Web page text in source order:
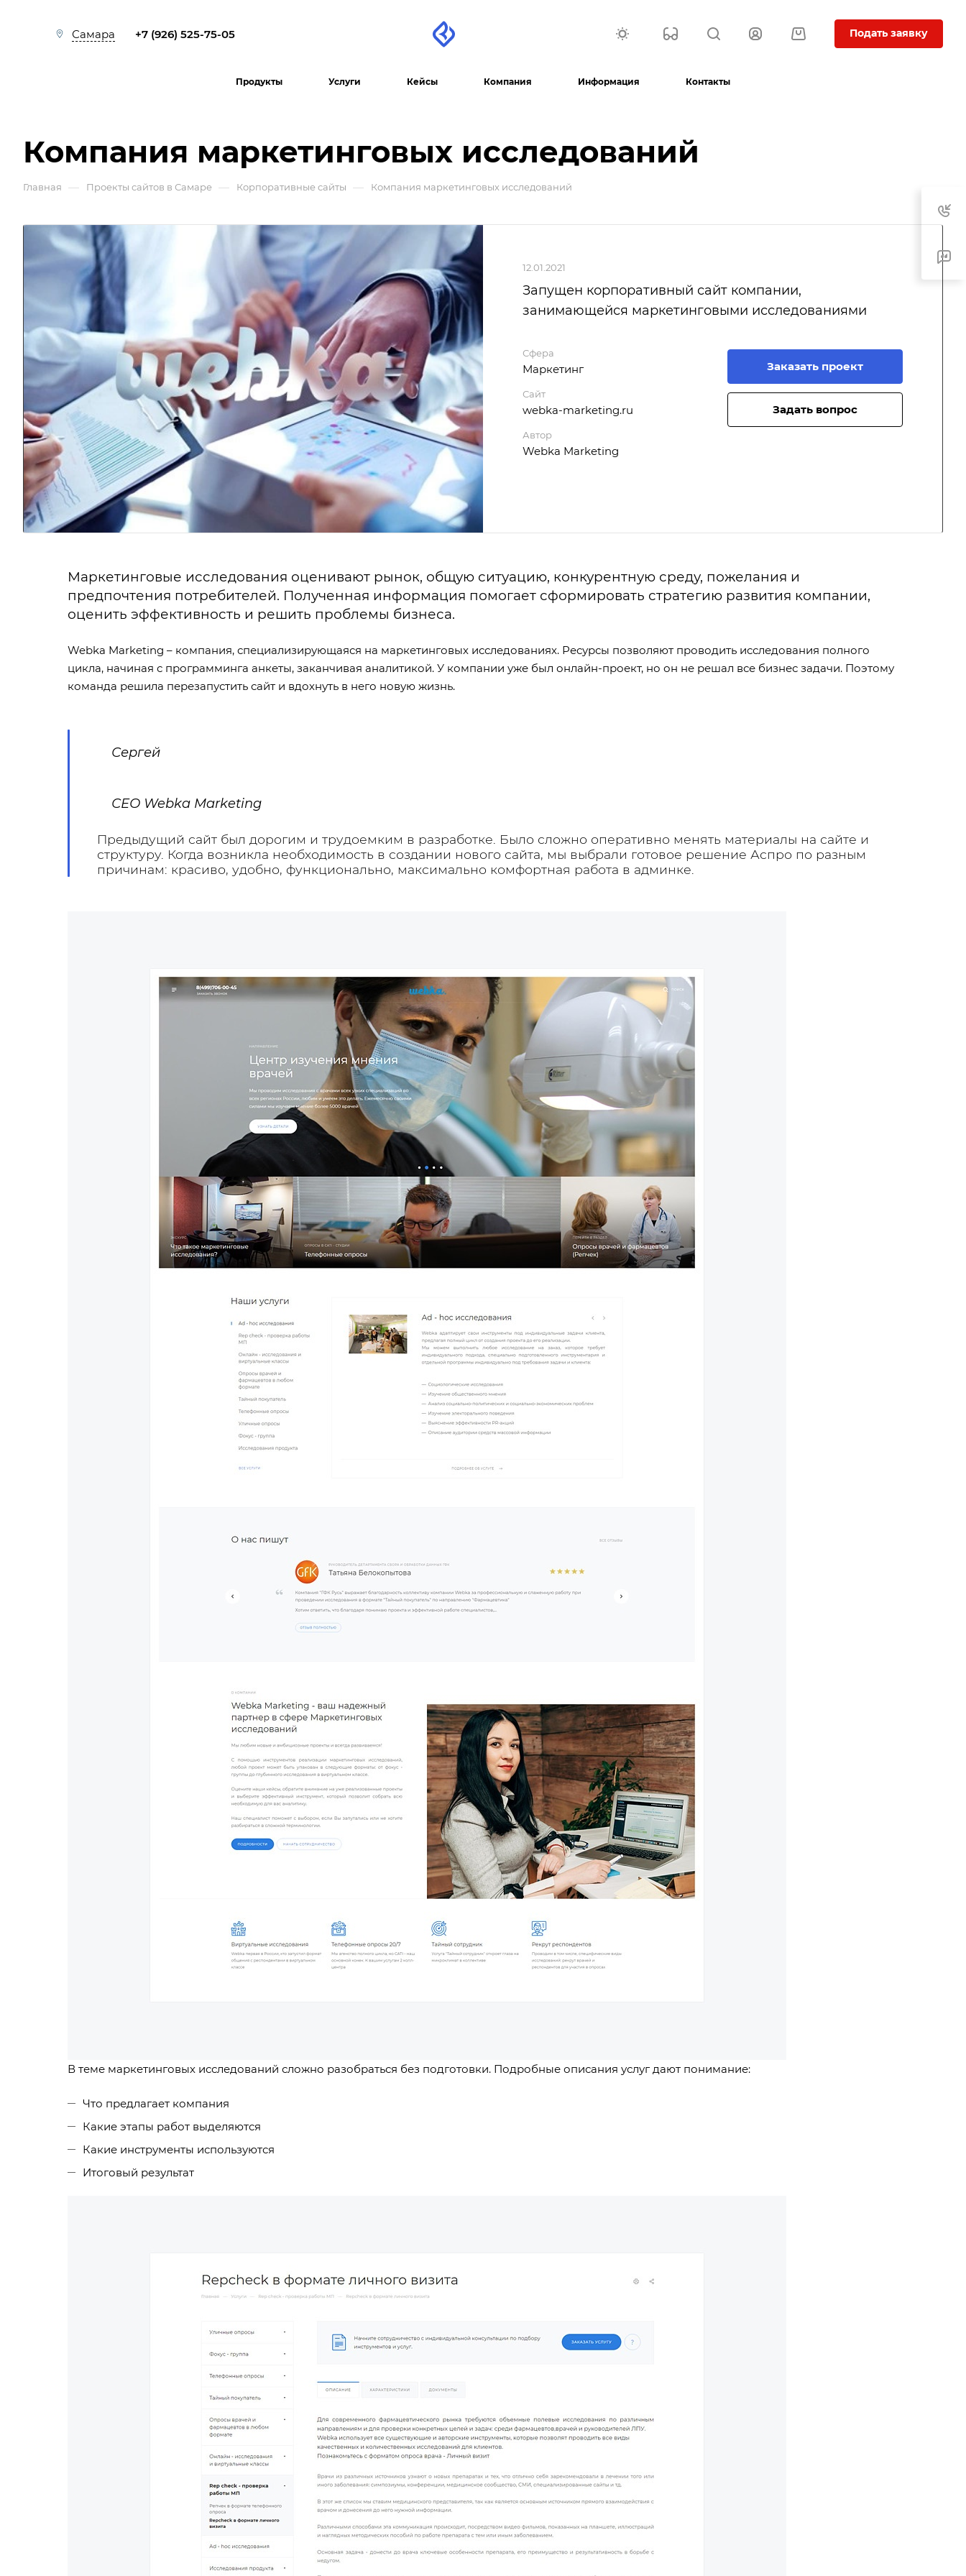
Самара +7 (926) 525-75-05 Подать заявку
Продукты Услуги Кейсы Компания Информация Контакты
Компания маркетинговых исследований
Главная — Проекты сайтов в Самаре — Корпоративные сайты — Компания маркетинговых исследований
12.01.2021
Запущен корпоративный сайт компании,
занимающейся маркетинговыми исследованиями
Сфера
Маркетинг
Сайт
webka-marketing.ru
Автор
Webka Marketing
Заказать проект
Задать вопрос
Маркетинговые исследования оценивают рынок, общую ситуацию, конкурентную среду, пожелания и
предпочтения потребителей. Полученная информация помогает сформировать стратегию развития компании,
оценить эффективность и решить проблемы бизнеса.
Webka Marketing – компания, специализирующаяся на маркетинговых исследованиях. Ресурсы позволяют проводить исследования полного
цикла, начиная с программинга анкеты, заканчивая аналитикой. У компании уже был онлайн-проект, но он не решал все бизнес задачи. Поэтому
команда решила перезапустить сайт и вдохнуть в него новую жизнь.
Сергей
СЕО Webka Marketing
Предыдущий сайт был дорогим и трудоемким в разработке. Было сложно оперативно менять материалы на сайте и
структуру. Когда возникла необходимость в создании нового сайта, мы выбрали готовое решение Аспро по разным
причинам: красиво, удобно, функционально, максимально комфортная работа в админке.
В теме маркетинговых исследований сложно разобраться без подготовки. Подробные описания услуг дают понимание:
Что предлагает компания
Какие этапы работ выделяются
Какие инструменты используются
Итоговый результат